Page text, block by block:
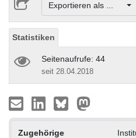
Exportieren als ...
Statistiken
Seitenaufrufe: 44
seit 28.04.2018
Zugehörige